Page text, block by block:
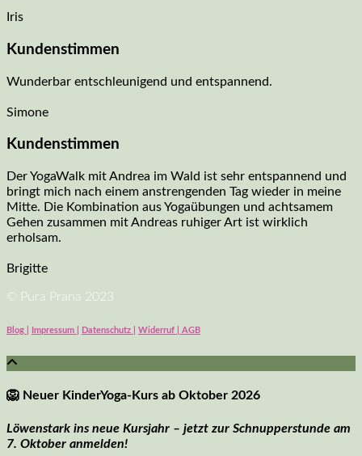
Iris
Kundenstimmen
Wunderbar entschleunigend und entspannend.
Simone
Kundenstimmen
Der YogaWalk mit Andrea im Wald ist sehr entspannend und
bringt mich nach einem anstrengenden Tag wieder in meine
Mitte. Die Kombination aus Yogaübungen und achtsamem
Gehen zusammen mit Andreas ruhiger Art ist wirklich
erholsam.
Brigitte
© Pura Prana 2023
Blog | Impressum | Datenschutz | Widerruf | AGB
🦁 Neuer KinderYoga-Kurs ab Oktober 2026
Löwenstark ins neue Kursjahr – jetzt zur Schnupperstunde am
7. Oktober anmelden!